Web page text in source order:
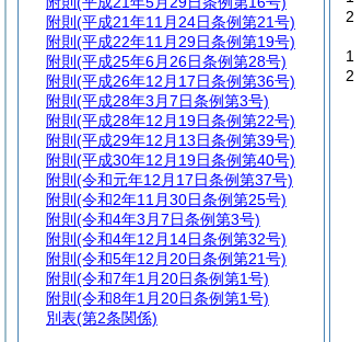
2
1
2
附則 (平成21年11月24日条例第21号)
附則 (平成22年11月29日条例第19号)
附則 (平成25年6月26日条例第28号)
附則 (平成26年12月17日条例第36号)
附則 (平成28年3月7日条例第3号)
附則 (平成28年12月19日条例第22号)
附則 (平成29年12月13日条例第39号)
附則 (平成30年12月19日条例第40号)
附則 (令和元年12月17日条例第37号)
附則 (令和2年11月30日条例第25号)
附則 (令和4年3月7日条例第3号)
附則 (令和4年12月14日条例第32号)
附則 (令和5年12月20日条例第21号)
附則 (令和7年1月20日条例第1号)
附則 (令和8年1月20日条例第1号)
別表(第2条関係)